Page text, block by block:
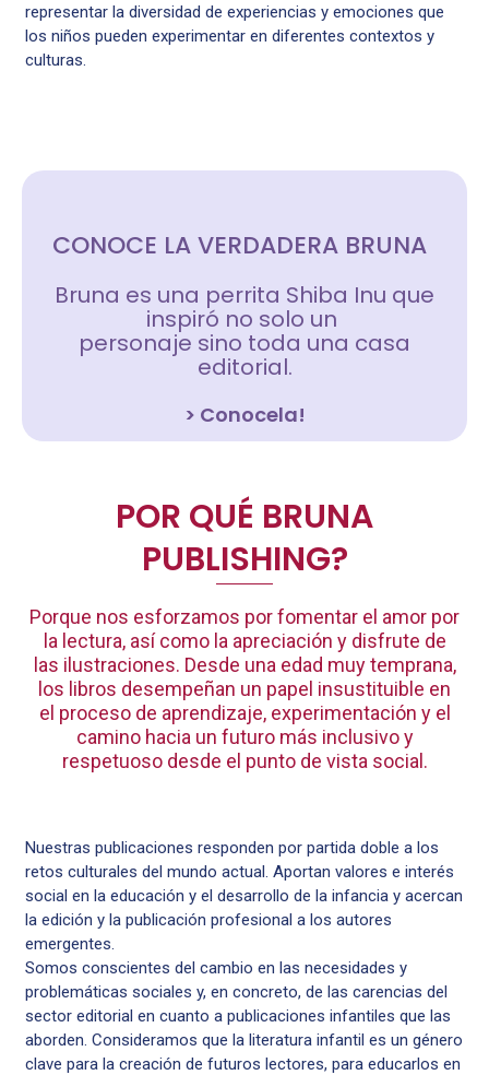
representar la diversidad de experiencias y emociones que
los niños pueden experimentar en diferentes contextos y
culturas.
CONOCE LA VERDADERA BRUNA
Bruna es una perrita Shiba Inu que
inspiró no solo un
personaje sino toda una casa
editorial.
> Conocela!
POR QUÉ BRUNA
PUBLISHING?
Porque nos esforzamos por fomentar el amor por
la lectura, así como la apreciación y disfrute de
las ilustraciones. Desde una edad muy temprana,
los libros desempeñan un papel insustituible en
el proceso de aprendizaje, experimentación y el
camino hacia un futuro más inclusivo y
respetuoso desde el punto de vista social.
Nuestras publicaciones responden por partida doble a los
retos culturales del mundo actual. Aportan valores e interés
social en la educación y el desarrollo de la infancia y acercan
la edición y la publicación profesional a los autores
emergentes.
Somos conscientes del cambio en las necesidades y
problemáticas sociales y, en concreto, de las carencias del
sector editorial en cuanto a publicaciones infantiles que las
aborden. Consideramos que la literatura infantil es un género
clave para la creación de futuros lectores, para educarlos en